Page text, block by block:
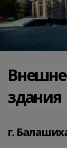
здания
г.